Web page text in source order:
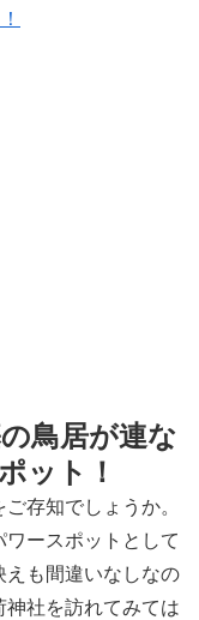
鳥居が連な
ット！
存知でしょうか。
ースポットとして
えも間違いなしなの
社を訪れてみては